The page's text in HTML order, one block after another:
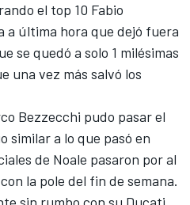
el top 10 Fabio
a última hora que dejó fuera
se quedó a solo 1 milésimas
una vez más salvó los
Bezzecchi pudo pasar el
similar a lo que pasó en
de Noale pasaron por al
la pole del fin de semana.